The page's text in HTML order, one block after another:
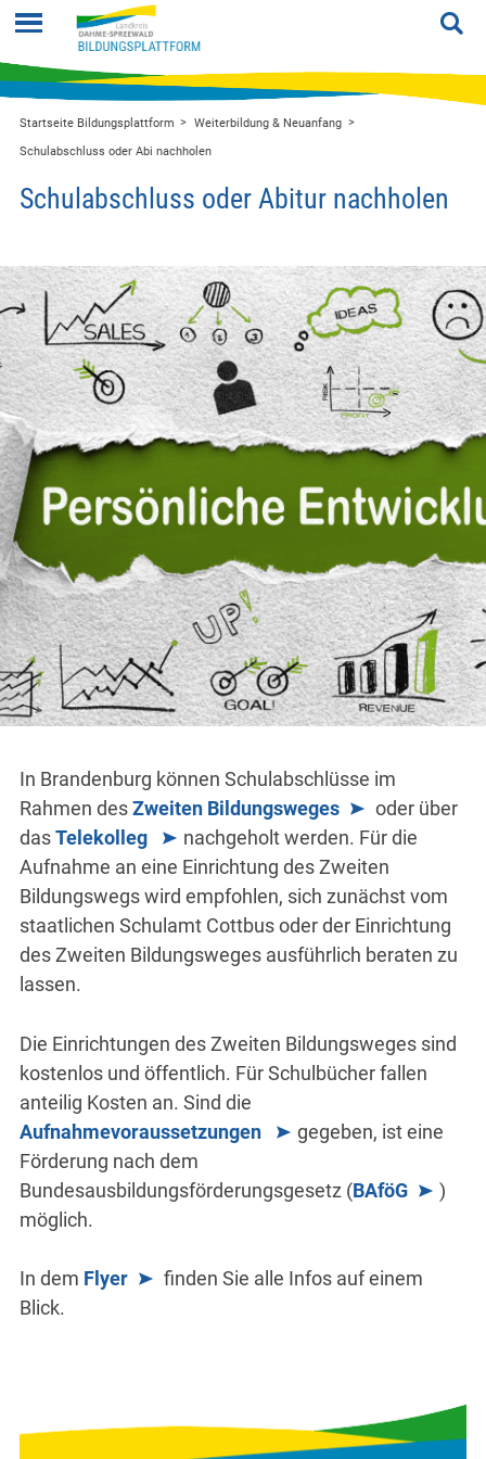
Startseite Bildungsplattform
Weiterbildung & Neuanfang
Schulabschluss oder Abi nachholen
Schulabschluss oder Abitur nachholen
In Brandenburg können Schulabschlüsse im
Rahmen desZweiten Bildungsweges
oder über
dasTelekolleg
nachgeholt werden. Für die
Aufnahme an eine Einrichtung des Zweiten
Bildungswegs wird empfohlen, sich zunächst vom
staatlichen Schulamt Cottbus oder der Einrichtung
des Zweiten Bildungsweges ausführlich beraten zu
lassen.
Die Einrichtungen des Zweiten Bildungsweges sind
kostenlos und öffentlich. Für Schulbücher fallen
anteilig Kosten an. Sind die
Aufnahmevoraussetzungen
gegeben, ist eine
Förderung nach dem
Bundesausbildungsförderungsgesetz (BAföG
)
möglich.
In dem Flyer
finden Sie alle Infos auf einem
Blick.